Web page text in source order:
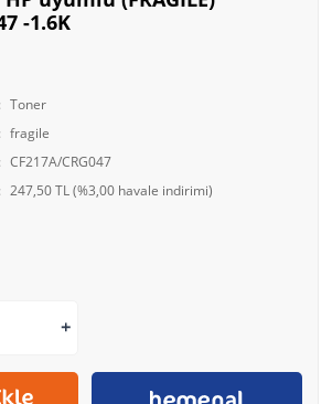
-1.6K
Toner
fragile
CF217A/CRG047
247,50 TL (%3,00 havale indirimi)